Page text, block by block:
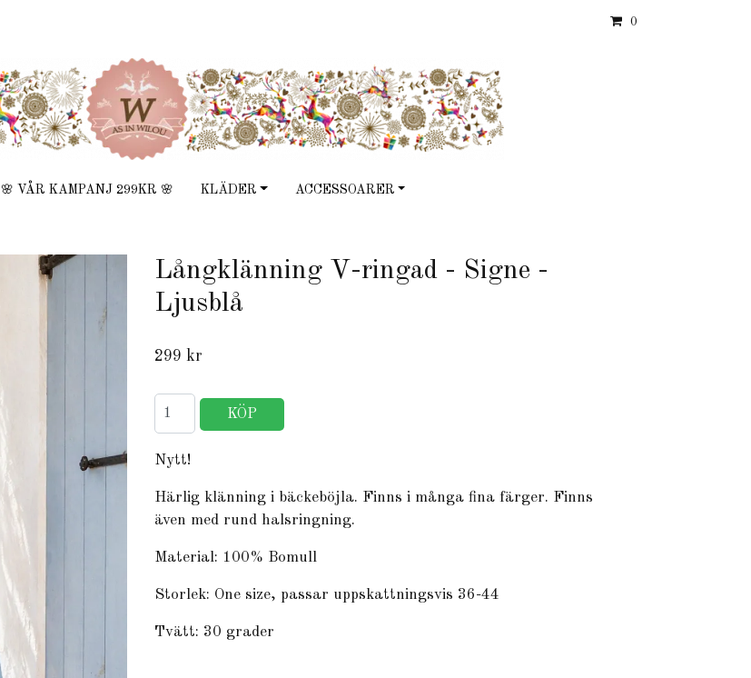
0
🌸 VÅR KAMPANJ 299KR 🌸 KLÄDER ACCESSOARER
Långklänning V-ringad - Signe -
Ljusblå
299 kr
Nytt!
Härlig klänning i bäckeböjla. Finns i många fina färger. Finns
även med rund halsringning.
Material: 100% Bomull
Storlek: One size, passar uppskattningsvis 36-44
Tvätt: 30 grader